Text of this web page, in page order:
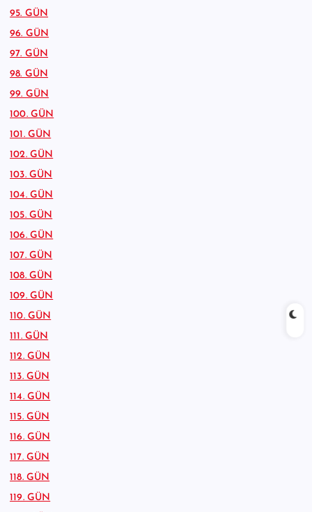
95. GÜN
96. GÜN
97. GÜN
98. GÜN
99. GÜN
100. GÜN
101. GÜN
102. GÜN
103. GÜN
104. GÜN
105. GÜN
106. GÜN
107. GÜN
108. GÜN
109. GÜN
110. GÜN
111. GÜN
112. GÜN
113. GÜN
114. GÜN
115. GÜN
116. GÜN
117. GÜN
118. GÜN
119. GÜN